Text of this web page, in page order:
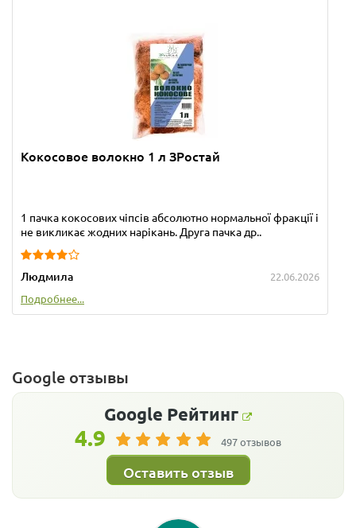
Кокосовое волокно 1 л ЗРостай
1 пачка кокосових чіпсів абсолютно нормальної фракції і
не викликає жодних нарікань. Друга пачка др..
Людмила
22.06.2026
Подробнее...
Google отзывы
Google Рейтинг
4.9 497 отзывов
Оставить отзыв